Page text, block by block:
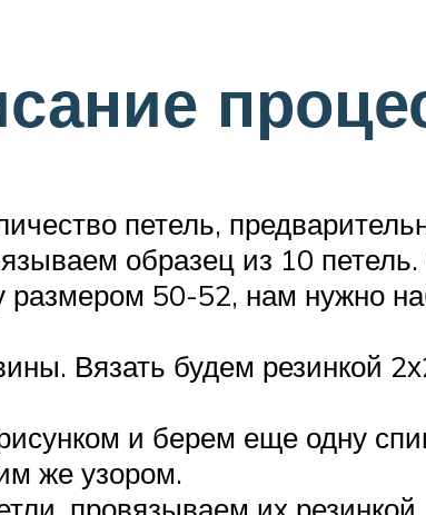
петель,
образец из 10
размером 50-52, нам нужно
Вязать будем резинкой
и берем еще одну
же узором.